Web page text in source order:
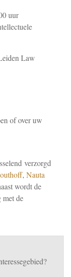
uur
Law
of over uw
verzorgd
, Nauta
wordt de
de